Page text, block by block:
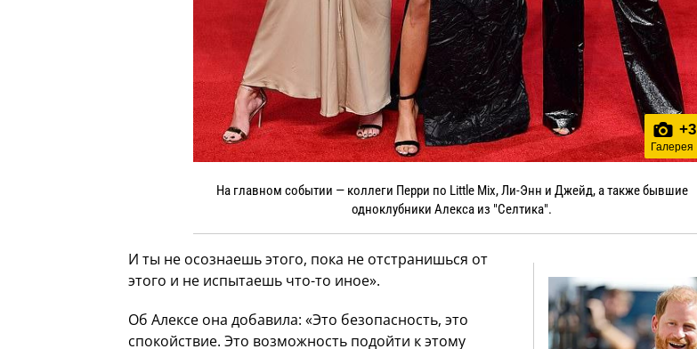
+3
Галерея
На главном событии — коллеги Перри по Little Mix, Ли-Энн и Джейд, а также бывшие
одноклубники Алекса из "Селтика".
И ты не осознаешь этого, пока не отстранишься от
этого и не испытаешь что-то иное».
Об Алексе она добавила: «Это безопасность, это
спокойствие. Это возможность подойти к этому